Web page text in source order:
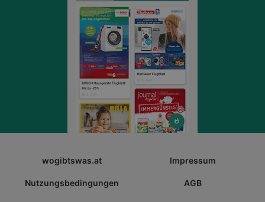
wogibtswas.at Impressum
Nutzungsbedingungen AGB